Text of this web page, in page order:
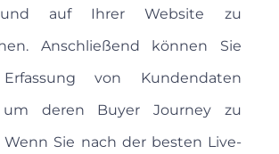
und auf Ihrer Website zu
Anschließend können Sie
von Kundendaten
um deren Buyer Journey zu
Wenn Sie nach der besten Live-